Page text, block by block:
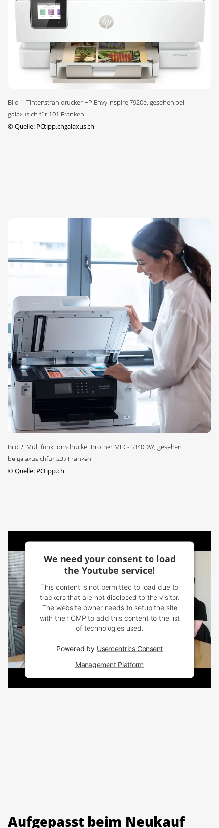
Bild 1: Tintenstrahldrucker HP Envy Inspire 7920e, gesehen bei
galaxus.ch für 101 Franken
©Quelle: PCtipp.chgalaxus.ch
Bild 2: Multifunktionsdrucker Brother MFC-J5340DW, gesehen
beigalaxus.chfür 237 Franken
©Quelle: PCtipp.ch
We need your consent to load
the Youtube service!
This content is not permitted to load due to
trackers that are not disclosed to the visitor.
The website owner needs to setup the site
with their CMP to add this content to the list
of technologies used.
Powered by Usercentrics Consent
Management Platform
Aufgepasst beim Neukauf